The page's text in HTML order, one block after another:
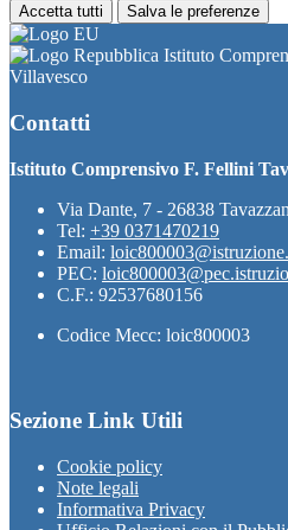
Accetta tutti Salva le preferenze
Istituto
Villavesco
Contatti
Istituto Comprensivo F. Fellini
Via Dante, 7 - 26838
Tel: +39 0371470219
Email:
PEC:
C.F.: 92537680156
Codice Mecc: loic800003
Sezione Link Utili
Cookie policy
Note legali
Informativa Privacy